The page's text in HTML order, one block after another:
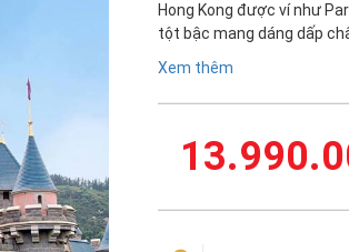
Hong Kong được ví như
tột bậc mang dáng dấp
Xem thêm